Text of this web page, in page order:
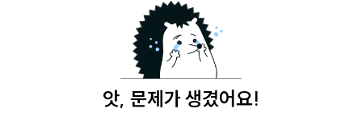
앗, 문제가 생겼어요!